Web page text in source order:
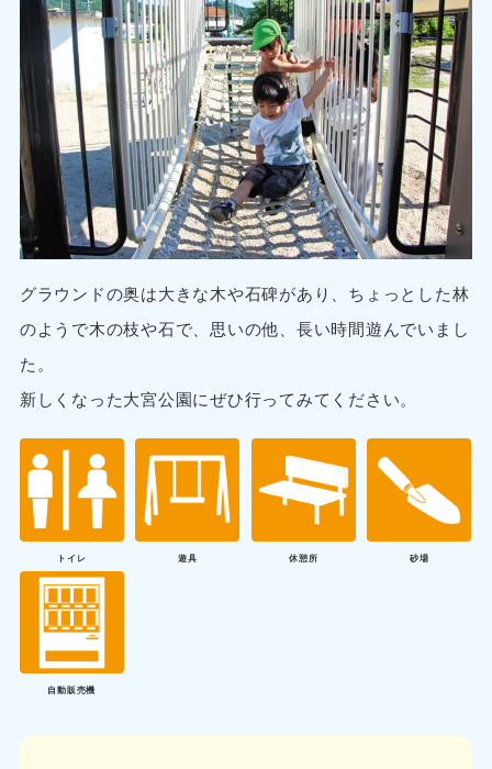
グラウンドの奥は大きな木や石碑があり、ちょっとした林
のようで木の枝や石で、思いの他、長い時間遊んでいまし
た。
新しくなった大宮公園にぜひ行ってみてください。
トイレ 遊具 休憩所 砂場
自動販売機